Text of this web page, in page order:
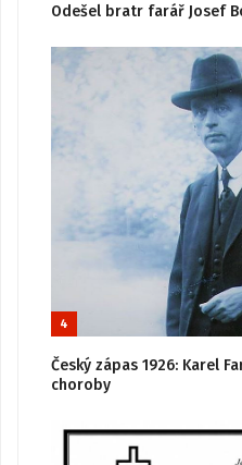
Odešel bratr farář Josef
4
Český zápas 1926: Karel
choroby